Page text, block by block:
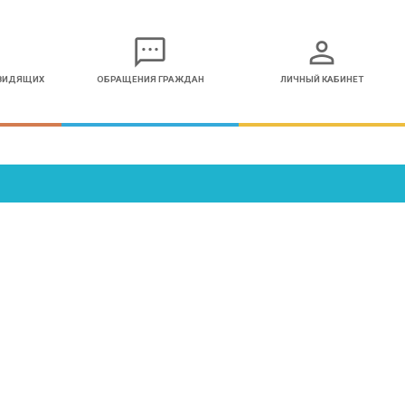
sms
ОБРАЩЕНИЯ ГРАЖДАН
person
ЛИЧНЫЙ КАБИНЕТ